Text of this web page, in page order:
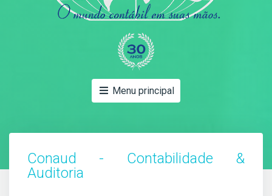
Menu principal
Conaud - Contabilidade &
Auditoria